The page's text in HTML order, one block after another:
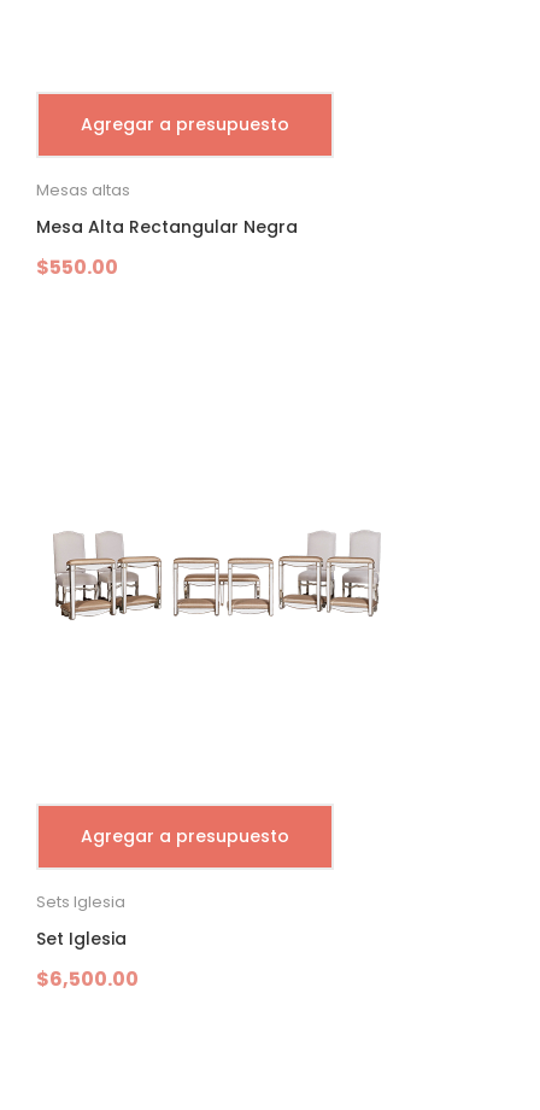
Agregar a presupuesto
Mesas altas
Mesa Alta Rectangular Negra
$550.00
Agregar a presupuesto
Sets Iglesia
Set Iglesia
$6,500.00